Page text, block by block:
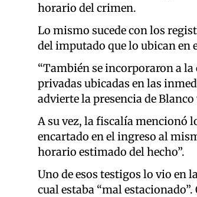
horario del crimen.
Lo mismo sucede con los
del imputado que lo ubican en
“También se incorporaron a
privadas ubicadas en las
advierte la presencia de
A su vez, la fiscalía mencionó
encartado en el ingreso al
horario estimado del hecho”.
Uno de esos testigos lo vio en
cual estaba “mal